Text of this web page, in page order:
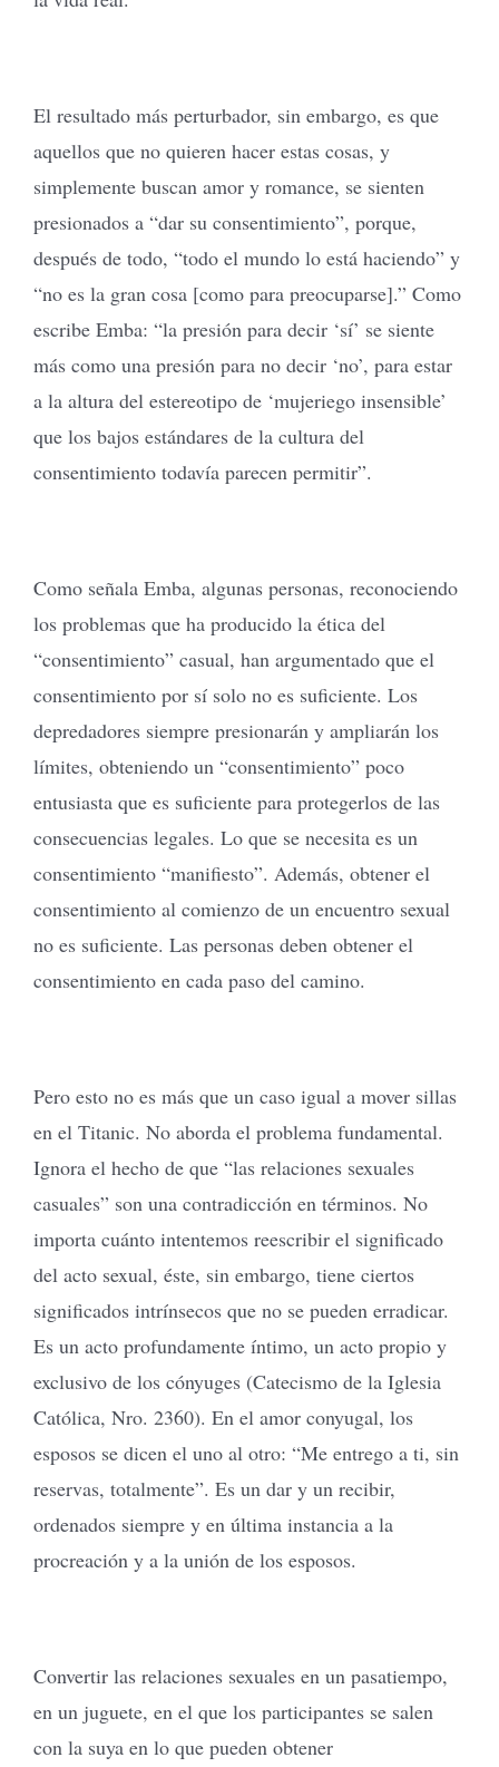
El resultado más perturbador, sin embargo, es que
aquellos que no quieren hacer estas cosas, y
simplemente buscan amor y romance, se sienten
presionados a “dar su consentimiento”, porque,
después de todo, “todo el mundo lo está haciendo” y
“no es la gran cosa [como para preocuparse].” Como
escribe Emba: “la presión para decir ‘sí’ se siente
más como una presión para no decir ‘no’, para estar
a la altura del estereotipo de ‘mujeriego insensible’
que los bajos estándares de la cultura del
consentimiento todavía parecen permitir”.
Como señala Emba, algunas personas, reconociendo
los problemas que ha producido la ética del
“consentimiento” casual, han argumentado que el
consentimiento por sí solo no es suficiente. Los
depredadores siempre presionarán y ampliarán los
límites, obteniendo un “consentimiento” poco
entusiasta que es suficiente para protegerlos de las
consecuencias legales. Lo que se necesita es un
consentimiento “manifiesto”. Además, obtener el
consentimiento al comienzo de un encuentro sexual
no es suficiente. Las personas deben obtener el
consentimiento en cada paso del camino.
Pero esto no es más que un caso igual a mover sillas
en el Titanic. No aborda el problema fundamental.
Ignora el hecho de que “las relaciones sexuales
casuales” son una contradicción en términos. No
importa cuánto intentemos reescribir el significado
del acto sexual, éste, sin embargo, tiene ciertos
significados intrínsecos que no se pueden erradicar.
Es un acto profundamente íntimo, un acto propio y
exclusivo de los cónyuges (Catecismo de la Iglesia
Católica, Nro. 2360). En el amor conyugal, los
esposos se dicen el uno al otro: “Me entrego a ti, sin
reservas, totalmente”. Es un dar y un recibir,
ordenados siempre y en última instancia a la
procreación y a la unión de los esposos.
Convertir las relaciones sexuales en un pasatiempo,
en un juguete, en el que los participantes se salen
con la suya en lo que pueden obtener